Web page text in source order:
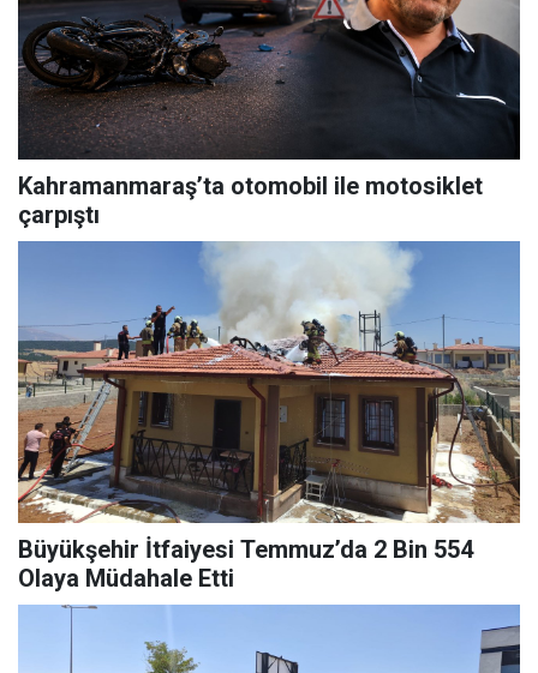
Kahramanmaraş’ta otomobil ile motosiklet
çarpıştı
Büyükşehir İtfaiyesi Temmuz’da 2 Bin 554
Olaya Müdahale Etti